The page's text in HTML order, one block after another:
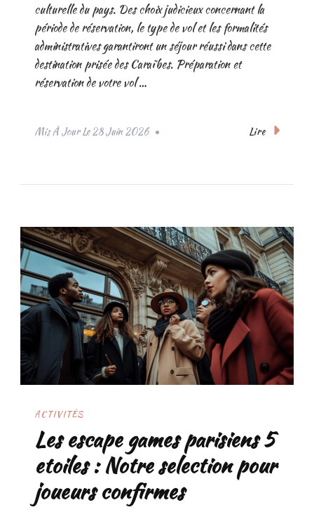
culturelle du pays. Des choix judicieux concernant la
période de réservation, le type de vol et les formalités
administratives garantiront un séjour réussi dans cette
destination prisée des Caraïbes. Préparation et
réservation de votre vol …
Mis À Jour Le28 Juin 2026 Lire
ACTIVITÉS
Les escape games parisiens 5
etoiles : Notre selection pour
joueurs confirmes